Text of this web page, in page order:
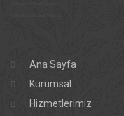
Ana Sayfa
Kurumsal
Hizmetlerimiz